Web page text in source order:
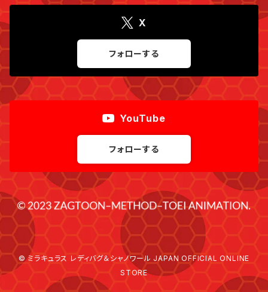
X
フォローする
YouTube
フォローする
© ミラキュラス レディバグ＆シャノワール JAPAN OFFICIAL ONLINE
STORE